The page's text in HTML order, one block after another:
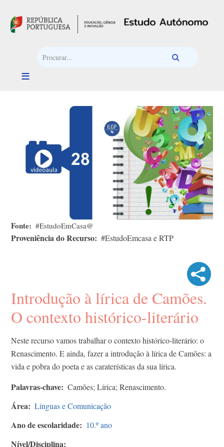
Fonte #EstudoEmCasa@
Proveniência do Recurso #EstudoEmcasa e RTP
Introdução à lírica de Camões.
O contexto histórico-literário
Neste recurso vamos trabalhar o contexto histórico-literário: o
Renascimento. E ainda, fazer a introdução à lírica de Camões: a
vida e pobra do poeta e as caraterísticas da sua lírica.
Palavras-chave Camões; Lírica; Renascimento.
Área Línguas e Comunicação
Ano de escolaridade 10.º ano
Nível/Disciplina